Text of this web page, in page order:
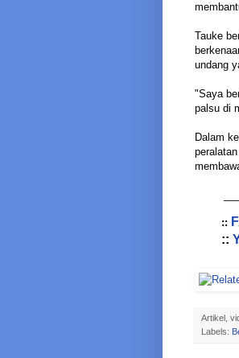
Tauke
undang
"Saya
palsu di
Dalam
::
::
Artikel,
Labels: